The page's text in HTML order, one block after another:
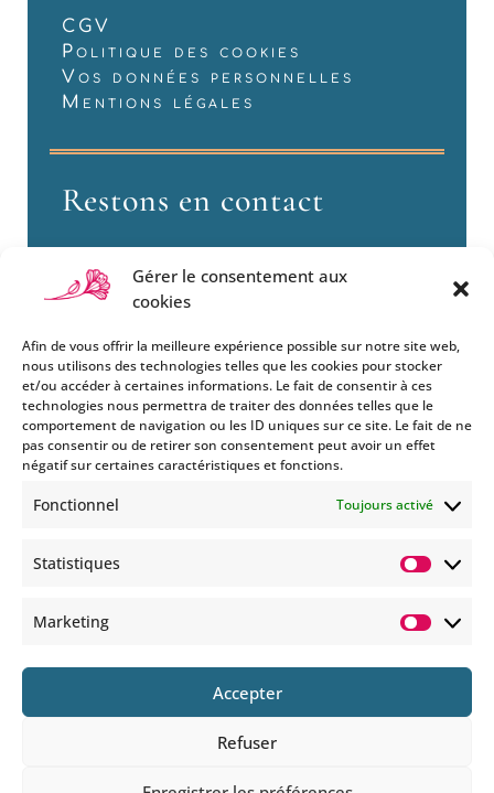
Gérer le consentement aux
cookies
Afin de vous offrir la meilleure expérience possible sur notre site web,
nous utilisons des technologies telles que les cookies pour stocker
et/ou accéder à certaines informations. Le fait de consentir à ces
technologies nous permettra de traiter des données telles que le
comportement de navigation ou les ID uniques sur ce site. Le fait de ne
pas consentir ou de retirer son consentement peut avoir un effet
négatif sur certaines caractéristiques et fonctions.
Fonctionnel Toujours activé
Statistiques
Marketing
Accepter
Refuser
CGV
Politique des cookies
Vos données personnelles
Mentions légales
Restons en contact
Si vous souhaitez être informés
des nouveautés et évènements
que nous organisons
abonnez-vous à notre
de nos MMS.
En savoir plus